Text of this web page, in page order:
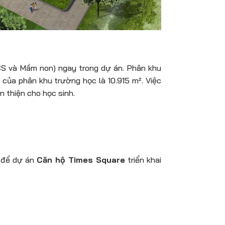
và Mầm non) ngay trong dự án. Phân khu
phân khu trường học là 10.915 m². Việc
thiện cho học sinh.
dự án Căn hộ Times Square triển khai